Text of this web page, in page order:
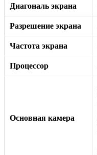
Диагональ экрана
Разрешение экрана
Частота экрана
Процессор
Основная камера